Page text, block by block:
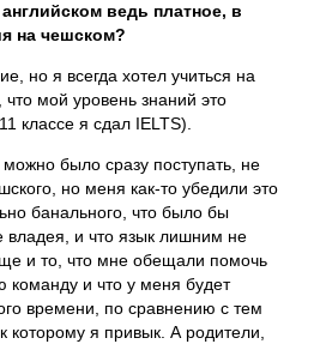
ведь платное, в
на чешском?
но я всегда хотел учиться на
мой уровень знаний это
классе я сдал IELTS).
было сразу поступать, не
но меня как-то убедили это
банального, что было бы
владея, и что язык лишним не
и то, что мне обещали помочь
команду и что у меня будет
времени, по сравнению с тем
я привык. А родители,